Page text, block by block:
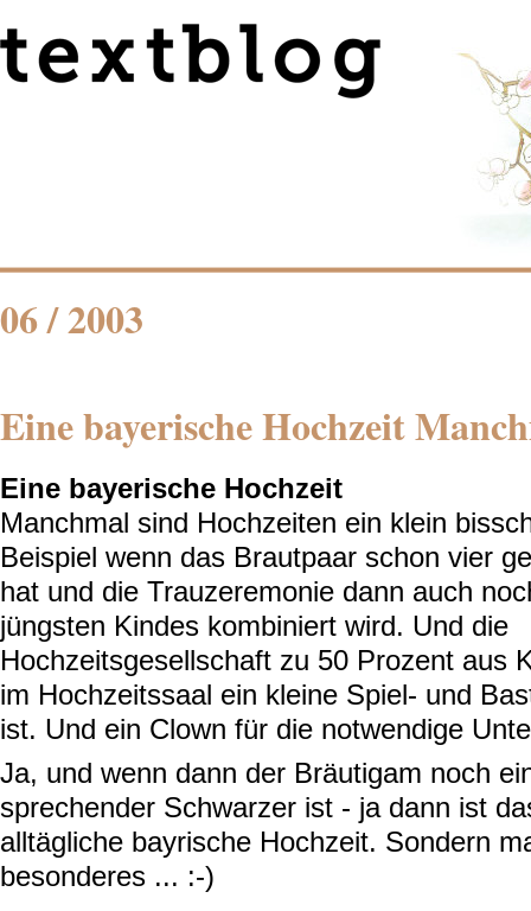
06 / 2003
Eine bayerische Hochzeit
Eine bayerische Hochzeit
Manchmal sind Hochzeiten ein klein
Beispiel wenn das Brautpaar schon vier
hat und die Trauzeremonie dann auch
jüngsten Kindes kombiniert wird. Und die
Hochzeitsgesellschaft zu 50 Prozent aus
im Hochzeitssaal ein kleine Spiel- und
ist. Und ein Clown für die notwendige
Ja, und wenn dann der Bräutigam noch
sprechender Schwarzer ist - ja dann ist
alltägliche bayrische Hochzeit. Sondern
besonderes ... :-)